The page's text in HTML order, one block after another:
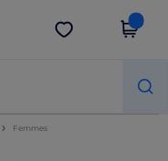
Obtenir l'appli
Femmes